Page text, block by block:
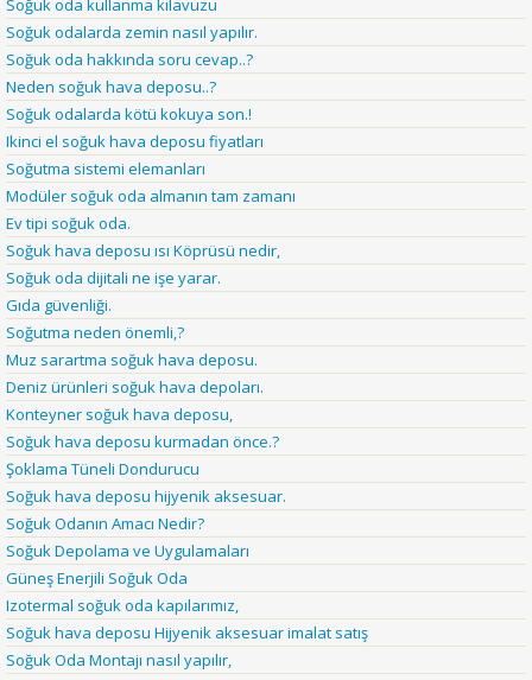
Soğuk oda kullanma kılavuzu
Soğuk odalarda zemin nasıl yapılır.
Soğuk oda hakkında soru cevap..?
Neden soğuk hava deposu..?
Soğuk odalarda kötü kokuya son.!
Ikinci el soğuk hava deposu fiyatları
Soğutma sistemi elemanları
Modüler soğuk oda almanın tam zamanı
Ev tipi soğuk oda.
Soğuk hava deposu ısı Köprüsü nedir,
Soğuk oda dijitali ne işe yarar.
Gıda güvenliği.
Soğutma neden önemli,?
Muz sarartma soğuk hava deposu.
Deniz ürünleri soğuk hava depoları.
Konteyner soğuk hava deposu,
Soğuk hava deposu kurmadan önce.?
Şoklama Tüneli Dondurucu
Soğuk hava deposu hijyenik aksesuar.
Soğuk Odanın Amacı Nedir?
Soğuk Depolama ve Uygulamaları
Güneş Enerjili Soğuk Oda
Izotermal soğuk oda kapılarımız,
Soğuk hava deposu Hijyenik aksesuar imalat satış
Soğuk Oda Montajı nasıl yapılır,